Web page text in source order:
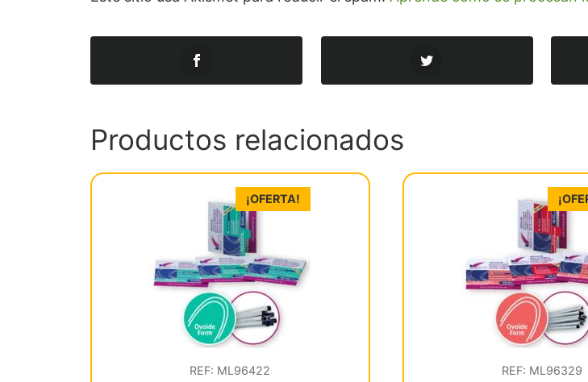
Productos relacionados
¡OFERTA!
REF: ML96422 REF: ML96329